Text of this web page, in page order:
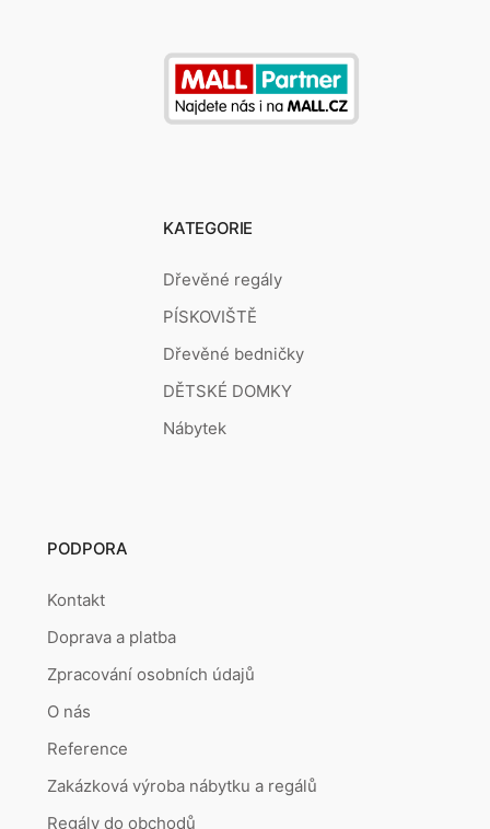
KATEGORIE
Dřevěné regály
PÍSKOVIŠTĚ
Dřevěné bedničky
DĚTSKÉ DOMKY
Nábytek
PODPORA
Kontakt
Doprava a platba
Zpracování osobních údajů
O nás
Reference
Zakázková výroba nábytku a regálů
Regály do obchodů